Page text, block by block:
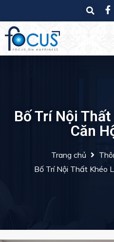
Bố Trí Nội
Căn
Trang chủ
Bố Trí Nội Thất Khéo